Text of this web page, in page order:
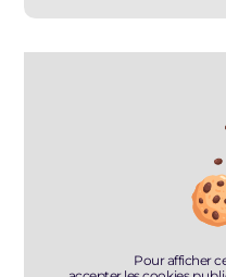
Pour afficher